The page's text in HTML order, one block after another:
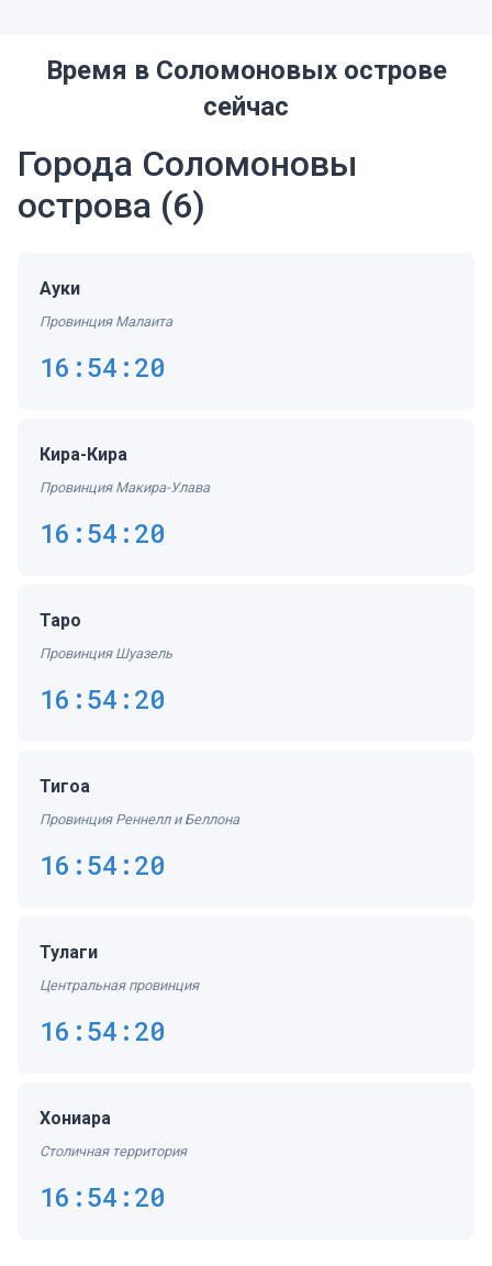
Время в Соломоновых острове
сейчас
Города Соломоновы
острова (6)
Ауки
Провинция Малаита
16:54:20
Кира-Кира
Провинция Макира-Улава
16:54:20
Таро
Провинция Шуазель
16:54:20
Тигоа
Провинция Реннелл и Беллона
16:54:20
Тулаги
Центральная провинция
16:54:20
Хониара
Столичная территория
16:54:20